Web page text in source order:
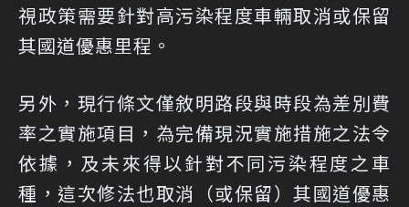
視政策需要針對高污染程度車輛取消或保留
其國道優惠里程。
另外，現行條文僅敘明路段與時段為差別費
率之實施項目，為完備現況實施措施之法令
依據，及未來得以針對不同污染程度之車
種，這次修法也取消（或保留）其國道優惠